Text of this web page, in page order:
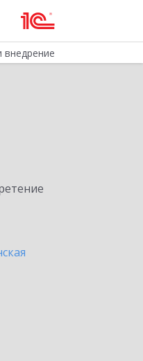
внедрение